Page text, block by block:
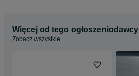
Więcej od tego ogłoszeniodawcy
Zobacz wszystkie